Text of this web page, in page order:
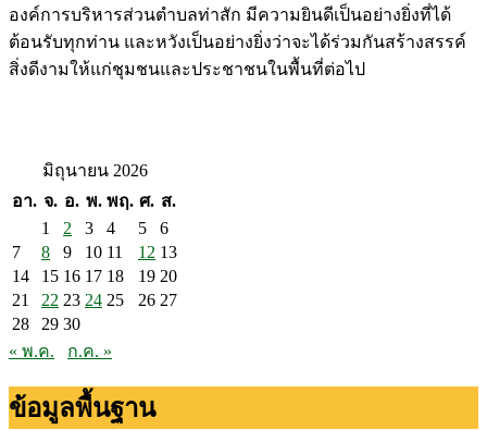
องค์การบริหารส่วนตำบลท่าสัก มีความยินดีเป็นอย่างยิ่งที่ได้
ต้อนรับทุกท่าน และหวังเป็นอย่างยิ่งว่าจะได้ร่วมกันสร้างสรรค์
สิ่งดีงามให้แก่ชุมชนและประชาชนในพื้นที่ต่อไป
มิถุนายน 2026
อา. จ. อ. พ. พฤ. ศ. ส.
1
2 3 4 5
6
7
8 9 10 11 12 13
14
15 16 17 18 19 20
21
22 23 24 25 26 27
28
29 30
« พ.ค.
ก.ค. »
ข้อมูลพื้นฐาน